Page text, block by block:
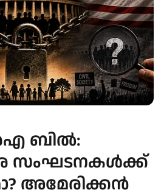
ബിൽ:
സംഘടനകൾക്ക്
അമേരിക്കൻ